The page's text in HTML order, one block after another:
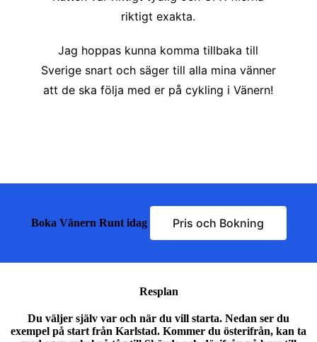
riktigt exakta.
Jag hoppas kunna komma tillbaka till
Sverige snart och säger till alla mina vänner
att de ska följa med er på cykling i Vänern!
Boka Vänern Runt idag Pris och Bokning
Resplan
Du väljer själv var och när du vill starta. Nedan ser du
exempel på start från Karlstad. Kommer du österifrån, kan ta